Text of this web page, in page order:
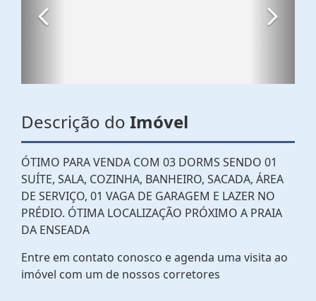
Descrição do Imóvel
ÓTIMO PARA VENDA COM 03 DORMS SENDO 01
SUÍTE, SALA, COZINHA, BANHEIRO, SACADA, ÁREA
DE SERVIÇO, 01 VAGA DE GARAGEM E LAZER NO
PRÉDIO. ÓTIMA LOCALIZAÇÃO PRÓXIMO A PRAIA
DA ENSEADA
Entre em contato conosco e agenda uma visita ao
imóvel com um de nossos corretores